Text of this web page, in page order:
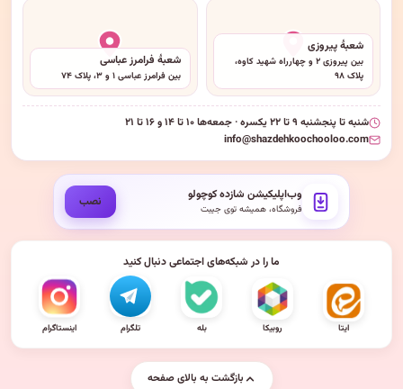
شعبهٔ پیروزی
بین پیروزی ۲ و چهارراه شهید کاوه،
پلاک ۹۸
شعبهٔ فرامرز عباسی
بین فرامرز عباسی ۱ و ۳، پلاک ۷۴
شنبه تا پنجشنبه ۹ تا ۲۲ یکسره · جمعه‌ها ۱۰ تا ۱۴ و ۱۶ تا ۲۱
info@shazdehkoochooloo.com
وب‌اپلیکیشن شازده کوچولو
فروشگاه، همیشه توی جیبت نصب
ما را در شبکه‌های اجتماعی دنبال کنید
ایتا روبیکا بله تلگرام اینستاگرام
بازگشت به بالای صفحه